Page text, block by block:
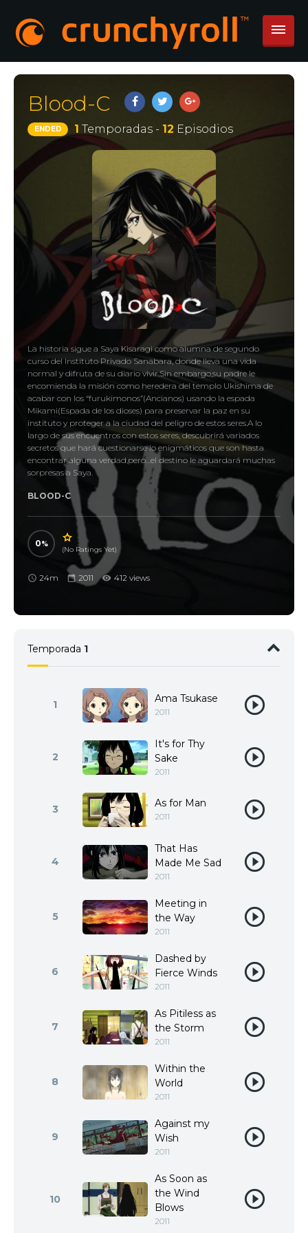
Blood-C
ENDED 1 Temporadas - 12 Episodios
La historia sigue a Saya Kisaragi como alumna de segundo
curso del Instituto Privado Sanabara, donde lleva una vida
normal y difruta de su diario vivir.Sin embargo,su padre le
encomienda la misión como heredera del templo Ukishima de
acabar con los “furukimonos”(Ancianos) usando la espada
Mikami(Espada de los dioses) para preservar la paz en su
instituto y proteger a la ciudad del peligro de estos seres.A lo
largo de sus encuentros con estos seres, descubrirá variados
secretos que hará cuestionarse lo enigmáticos que son hasta
encontrar alguna verdad,pero…el destino le aguardará muchas
sorpresas a Saya.
BLOOD-C
0
(No Ratings Yet)
24m 2011 412 views
Temporada 1
1 Ama Tsukase
2011
2
It's for Thy
Sake
2011
3 As for Man
2011
4
That Has
Made Me Sad
2011
5
Meeting in
the Way
2011
6
Dashed by
Fierce Winds
2011
7
As Pitiless as
the Storm
2011
8
Within the
World
2011
9
Against my
Wish
2011
10
As Soon as
the Wind
Blows
2011